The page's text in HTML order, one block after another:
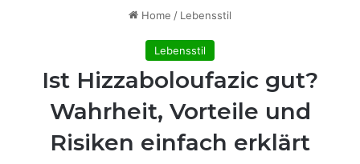
Home / Lebensstil
Lebensstil
Ist Hizzaboloufazic gut?
Wahrheit, Vorteile und
Risiken einfach erklärt